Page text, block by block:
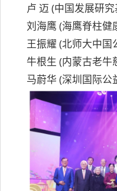
卢 迈 (中国发展研
刘海鹰 (海鹰脊柱健
王振耀 (北师大中国
牛根生 (内蒙古老牛
马蔚华 (深圳国际公